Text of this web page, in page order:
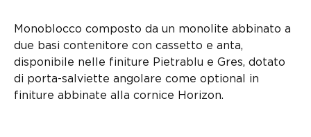
Monoblocco composto da un monolite abbinato a
due basi contenitore con cassetto e anta,
disponibile nelle finiture Pietrablu e Gres, dotato
di porta-salviette angolare come optional in
finiture abbinate alla cornice Horizon.